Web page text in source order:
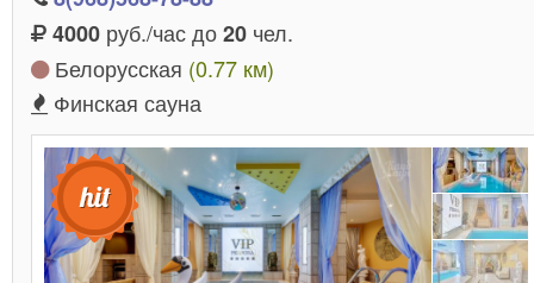
4000 руб./час до20 чел.
Белорусская (0.77 км)
Финская сауна